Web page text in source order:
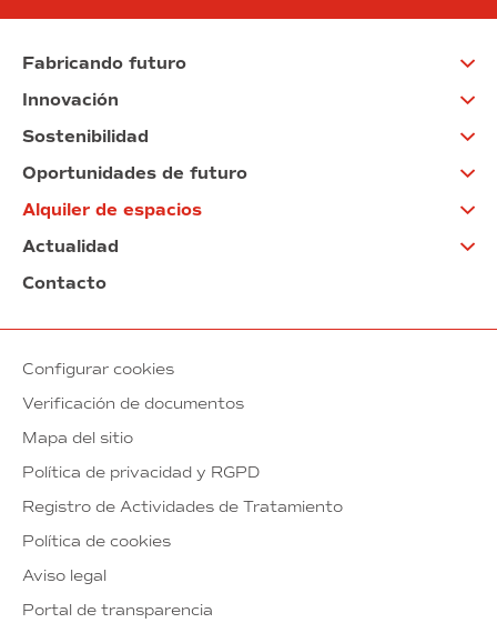
Fabricando futuro
Innovación
Sostenibilidad
Oportunidades de futuro
Alquiler de espacios
Actualidad
Contacto
Configurar cookies
Verificación de documentos
Mapa del sitio
Política de privacidad y RGPD
Registro de Actividades de Tratamiento
Política de cookies
Aviso legal
Portal de transparencia